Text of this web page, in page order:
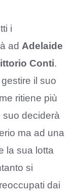
i
ad Adelaide
Conti.
il suo
ritiene più
deciderà
ma ad una
la sua lotta
si
dai